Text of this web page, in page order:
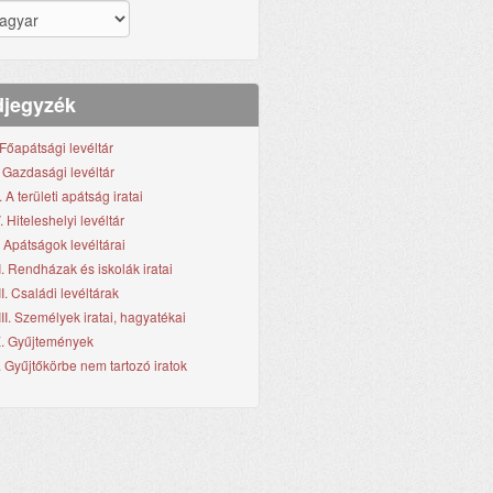
levéltár
Gazdasági levéltár
A területi apátság iratai
Hiteleshelyi levéltár
Apátságok levéltárai
Rendházak és iskolák iratai
Családi levéltárak
Személyek iratai, hagyatékai
Gyűjtemények
Gyűjtőkörbe nem tartozó iratok